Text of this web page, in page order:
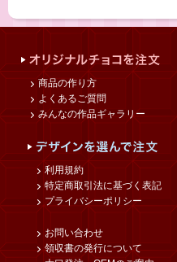
商品の作り方
よくあるご質問
みんなの作品ギャラリー
利用規約
特定商取引法に基づく表記
プライバシーポリシー
お問い合わせ
領収書の発行について